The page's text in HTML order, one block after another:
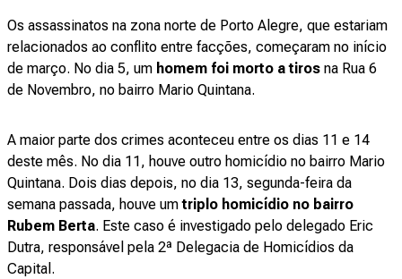
Os assassinatos na zona norte de Porto Alegre, que estariam
relacionados ao conflito entre facções, começaram no início
de março. No dia 5, um homem foi morto a tiros na Rua 6
de Novembro, no bairro Mario Quintana.
A maior parte dos crimes aconteceu entre os dias 11 e 14
deste mês. No dia 11, houve outro homicídio no bairro Mario
Quintana. Dois dias depois, no dia 13, segunda-feira da
semana passada, houve umtriplo homicídio no bairro
Rubem Berta. Este caso é investigado pelo delegado Eric
Dutra, responsável pela 2ª Delegacia de Homicídios da
Capital.